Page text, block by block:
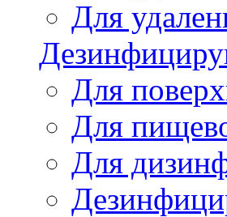
Для
Для
Для
Для